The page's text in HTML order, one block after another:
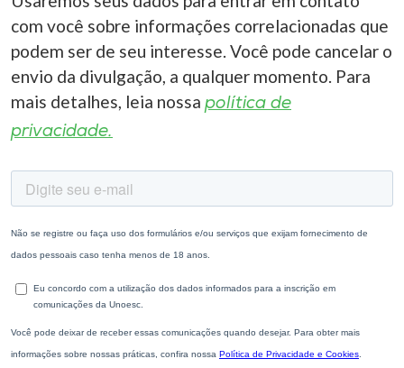
com você sobre informações correlacionadas que
podem ser de seu interesse. Você pode cancelar o
envio da divulgação, a qualquer momento. Para
mais detalhes, leia nossa política de
privacidade.